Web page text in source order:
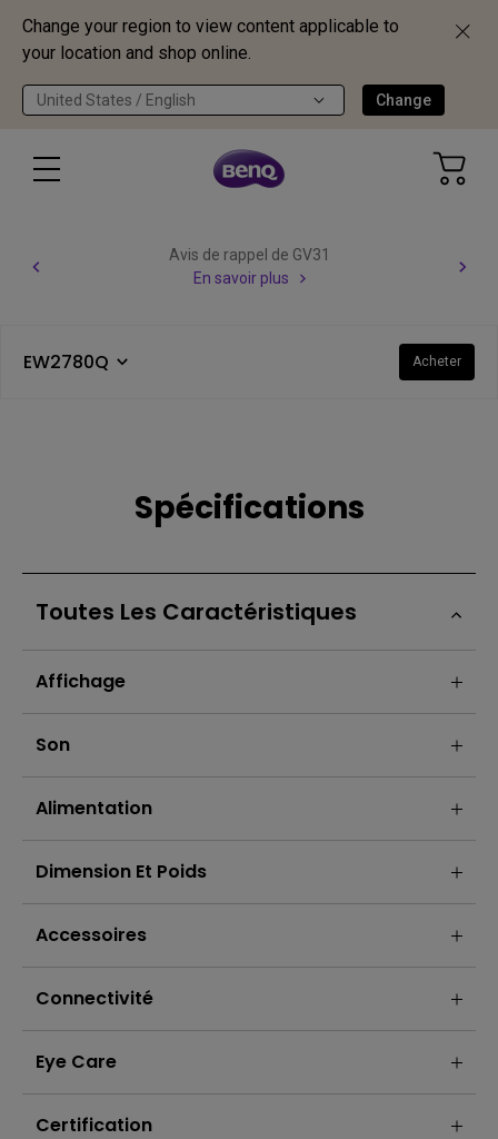
Change your region to view content applicable to
your location and shop online.
United States / English Change
Avis de rappel de GV31
En savoir plus
EW2780Q Acheter
Spécifications
Toutes Les Caractéristiques
Affichage
Son
Alimentation
Dimension Et Poids
Accessoires
Connectivité
Eye Care
Certification